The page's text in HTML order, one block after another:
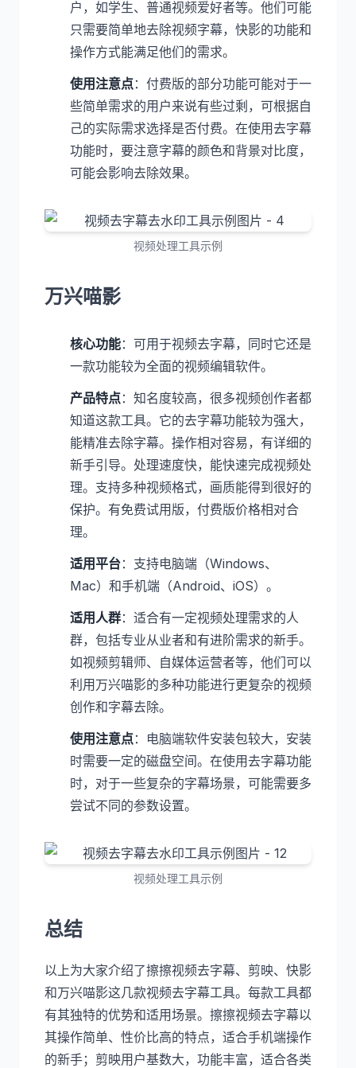
户，如学生、普通视频爱好者等。他们可能
只需要简单地去除视频字幕，快影的功能和
操作方式能满足他们的需求。
使用注意点：付费版的部分功能可能对于一
些简单需求的用户来说有些过剩，可根据自
己的实际需求选择是否付费。在使用去字幕
功能时，要注意字幕的颜色和背景对比度，
可能会影响去除效果。
视频处理工具示例
万兴喵影
核心功能：可用于视频去字幕，同时它还是
一款功能较为全面的视频编辑软件。
产品特点：知名度较高，很多视频创作者都
知道这款工具。它的去字幕功能较为强大，
能精准去除字幕。操作相对容易，有详细的
新手引导。处理速度快，能快速完成视频处
理。支持多种视频格式，画质能得到很好的
保护。有免费试用版，付费版价格相对合
理。
适用平台：支持电脑端（Windows、
Mac）和手机端（Android、iOS）。
适用人群：适合有一定视频处理需求的人
群，包括专业从业者和有进阶需求的新手。
如视频剪辑师、自媒体运营者等，他们可以
利用万兴喵影的多种功能进行更复杂的视频
创作和字幕去除。
使用注意点：电脑端软件安装包较大，安装
时需要一定的磁盘空间。在使用去字幕功能
时，对于一些复杂的字幕场景，可能需要多
尝试不同的参数设置。
视频处理工具示例
总结
以上为大家介绍了擦擦视频去字幕、剪映、快影
和万兴喵影这几款视频去字幕工具。每款工具都
有其独特的优势和适用场景。擦擦视频去字幕以
其操作简单、性价比高的特点，适合手机端操作
的新手；剪映用户基数大，功能丰富，适合各类